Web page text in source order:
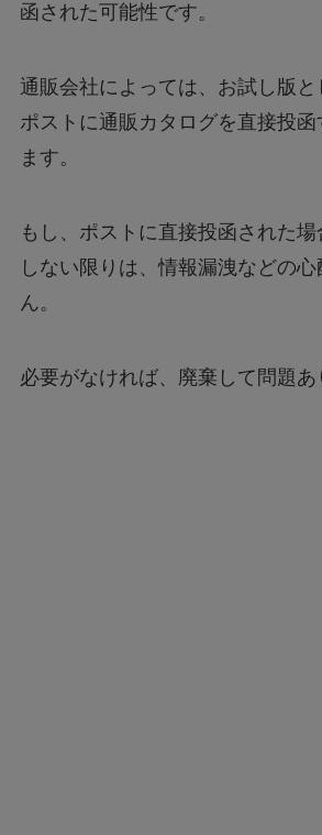
函された可能性です。
通販会社によっては、お試し版
ポストに通販カタログを直接投函
ます。
もし、ポストに直接投函された
しない限りは、情報漏洩などの
ん。
必要がなければ、廃棄して問題あ